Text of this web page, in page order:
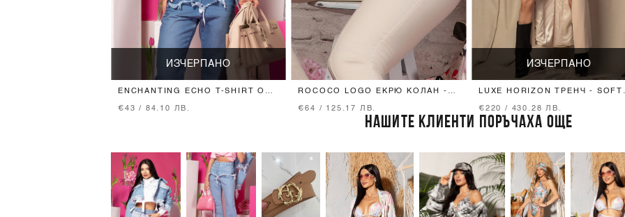
ИЗЧЕРПАНО
ENCHANTING ECHO T-SHIRT ОТ
€43 / 84.10 ЛВ.
ROCOCO LOGO ЕКРЮ КОЛАН -
€64 / 125.17 ЛВ.
ИЗЧЕРПАНО
LUXE HORIZON ТРЕНЧ - SOFT
€220 / 430.28 ЛВ.
НАШИТЕ КЛИЕНТИ ПОРЪЧАХА ОЩЕ